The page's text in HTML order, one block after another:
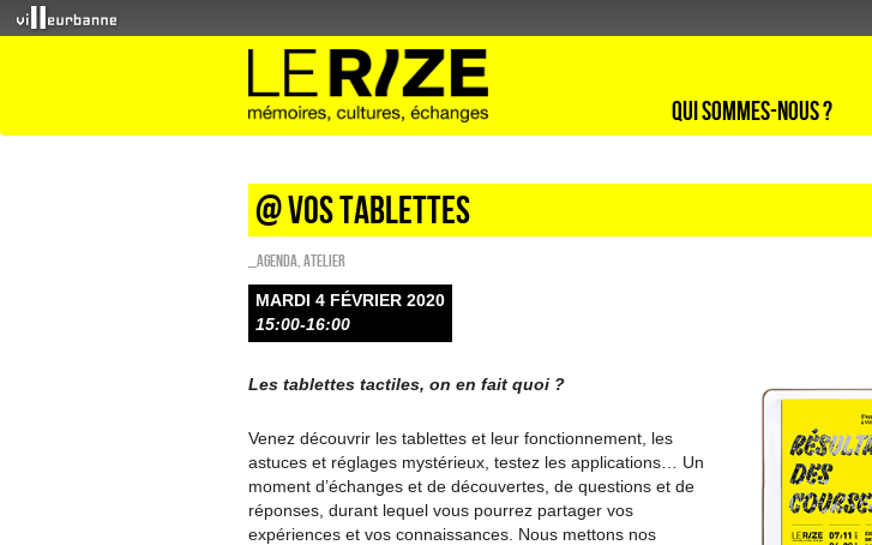
Qui sommes-nous ?
@ vos tablettes
_Agenda Atelier
MARDI 4 FÉVRIER 2020
15:00-16:00
Les tablettes tactiles, on en fait quoi ?
Venez découvrir les tablettes et leur fonctionnement, les
astuces et réglages mystérieux, testez les applications… Un
moment d’échanges et de découvertes, de questions et de
réponses, durant lequel vous pourrez partager vos
expériences et vos connaissances. Nous mettons nos